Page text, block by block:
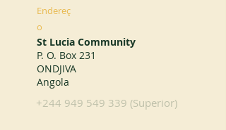
Endereç
o
St Lucia Community
P. O. Box 231
ONDJIVA
Angola
+244 949 549 339 (Superior)